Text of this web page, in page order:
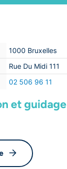
1000 Bruxelles
Rue Du Midi 111
02 506 96 11
et guidage